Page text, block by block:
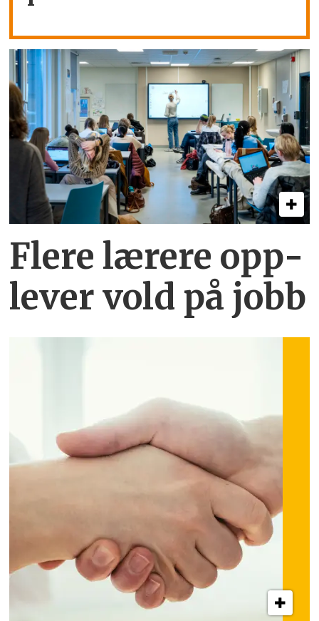
Flere lærere opp­
lever vold på jobb